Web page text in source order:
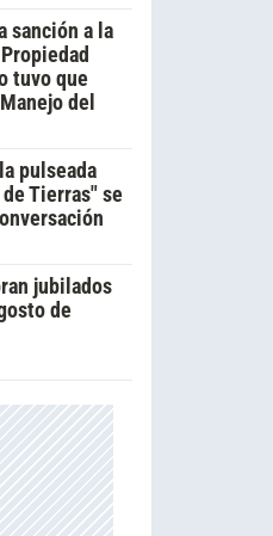
sanción a la
tuvo que
del
pulseada
Tierras" se
jubilados
de